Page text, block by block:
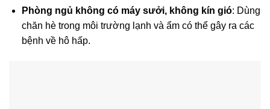
Phòng ngủ không có máy sưởi, không kín gió: Dùng
chăn hè trong môi trường lạnh và ẩm có thể gây ra các
bệnh về hô hấp.